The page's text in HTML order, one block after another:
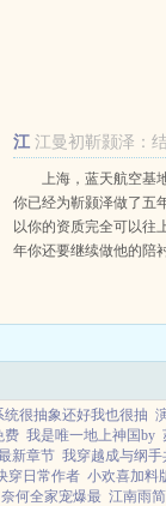
江曼初靳颢泽：
江
曼初靳颢泽
上海，蓝天航空基
你已经为靳颢泽做了五
以你的资质完全可以往
年你还要继续做他的陪
统很抽象还好我也很抽
费 我是唯一地上神国by
新章节 我穿越成与纲手
穿日常作者 小欢喜加料
奈何全家宠爆最 江南雨